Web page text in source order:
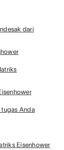
dari
Anda
Eisenhower